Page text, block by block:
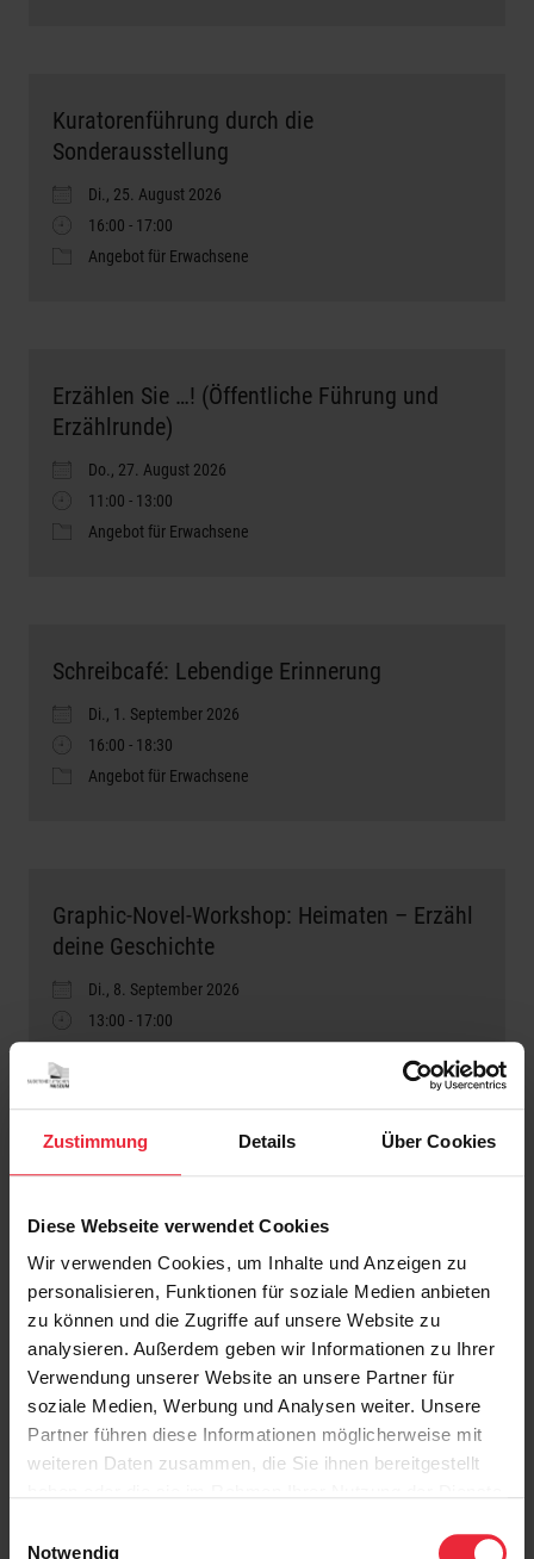
Zustimmung Details Über Cookies
Diese Webseite verwendet Cookies
Wir verwenden Cookies, um Inhalte und Anzeigen zu
personalisieren, Funktionen für soziale Medien anbieten
zu können und die Zugriffe auf unsere Website zu
analysieren. Außerdem geben wir Informationen zu Ihrer
Verwendung unserer Website an unsere Partner für
soziale Medien, Werbung und Analysen weiter. Unsere
Partner führen diese Informationen möglicherweise mit
weiteren Daten zusammen, die Sie ihnen bereitgestellt
Notwendig
Kuratorenführung durch die
Sonderausstellung
Di., 25. August 2026
16:00 - 17:00
Angebot für Erwachsene
Erzählen Sie …! (Öffentliche Führung und
Erzählrunde)
Do., 27. August 2026
11:00 - 13:00
Angebot für Erwachsene
Schreibcafé: Lebendige Erinnerung
Di., 1. September 2026
16:00 - 18:30
Angebot für Erwachsene
Graphic-Novel-Workshop: Heimaten – Erzähl
deine Geschichte
Di., 8. September 2026
13:00 - 17:00
Interview)
Di., 15. September 2026
18:00 - 20:00
Angebot für Erwachsene
Klöppel dir dein Freundschaftsband (Tag des